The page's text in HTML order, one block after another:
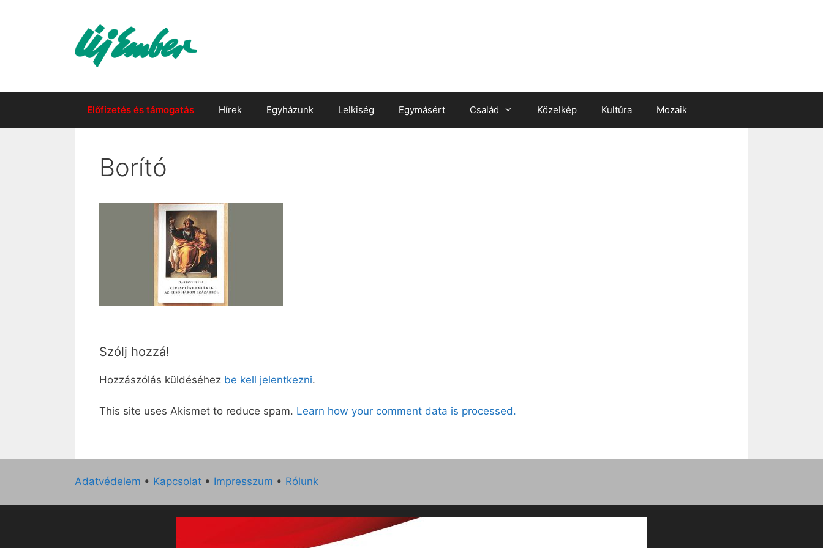
Előfizetés és támogatás Hírek Egyházunk Lelkiség Egymásért Család Közelkép Kultúra Mozaik
Borító
Szólj hozzá!
Hozzászólás küldéséhez be kell jelentkezni.
This site uses Akismet to reduce spam. Learn how your comment data is processed.
Adatvédelem • Kapcsolat • Impresszum • Rólunk